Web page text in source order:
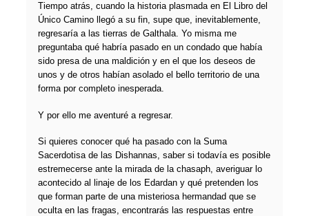
Tiempo atrás, cuando la historia plasmada en El Libro del
Único Camino llegó a su fin, supe que, inevitablemente,
regresaría a las tierras de Galthala. Yo misma me
preguntaba qué habría pasado en un condado que había
sido presa de una maldición y en el que los deseos de
unos y de otros habían asolado el bello territorio de una
forma por completo inesperada.
Y por ello me aventuré a regresar.
Si quieres conocer qué ha pasado con la Suma
Sacerdotisa de las Dishannas, saber si todavía es posible
estremecerse ante la mirada de la chasaph, averiguar lo
acontecido al linaje de los Edardan y qué pretenden los
que forman parte de una misteriosa hermandad que se
oculta en las fragas, encontrarás las respuestas entre